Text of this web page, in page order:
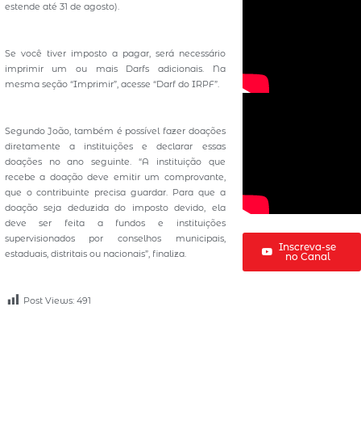
estende até 31 de agosto).
Se você tiver imposto a pagar, será necessário
imprimir um ou mais Darfs adicionais. Na
mesma seção “Imprimir”, acesse “Darf do IRPF”.
Segundo João, também é possível fazer doações
diretamente a instituições e declarar essas
doações no ano seguinte. “A instituição que
recebe a doação deve emitir um comprovante,
que o contribuinte precisa guardar. Para que a
doação seja deduzida do imposto devido, ela
deve ser feita a fundos e instituições
supervisionados por conselhos municipais,
estaduais, distritais ou nacionais”, finaliza.
Post Views: 491
Inscreva-se
no Canal